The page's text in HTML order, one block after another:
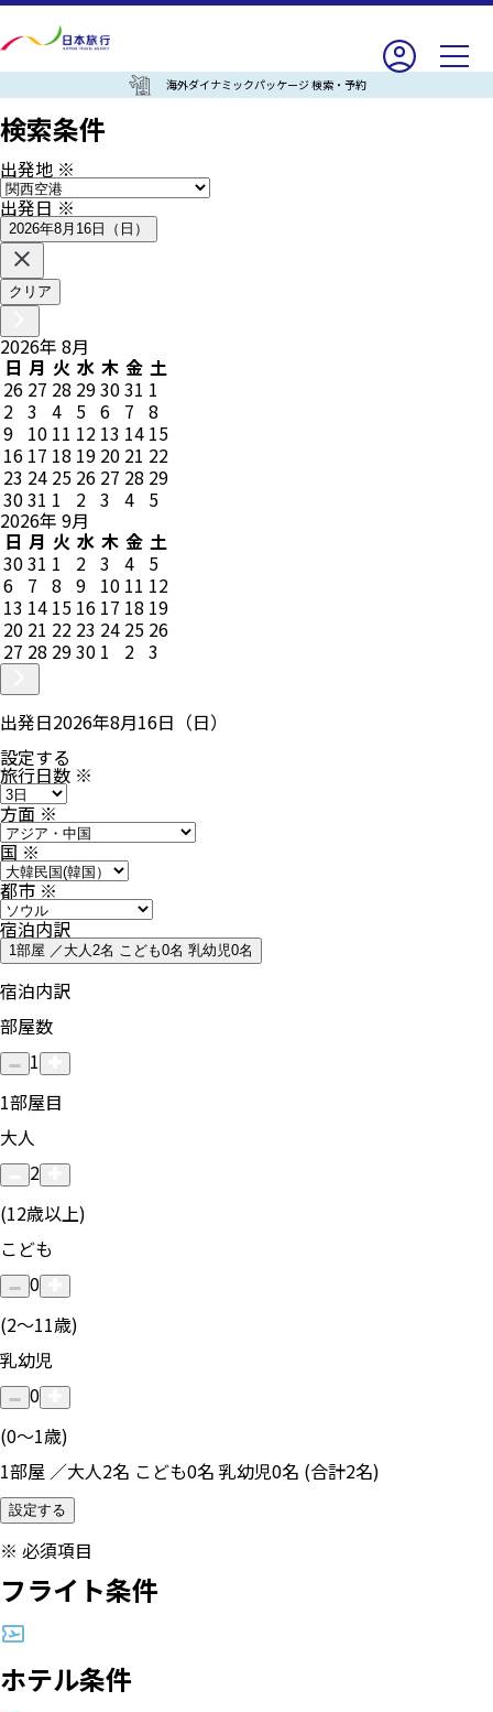
海外ダイナミックパッケージ 検索・予約
検索条件
出発地 ※
出発日※
2026年8月16日（日）
クリア
2026年 8月
日 月 火 水 木 金 土
26 27 28 293031 1
2 3 4 5 6 7 8
9 10 11 12 13 14 15
16 17 18 19 20 21 22
23 24 25 26 27 28 29
3031 1 2 3 4 5
2026年 9月
日 月 火 水 木 金 土
3031 1 2 3 4 5
6 7 8 9 10 11 12
13 14 15 16 17 18 19
20 21 22 23 24 25 26
27 28 2930 1 2 3
出発日2026年8月16日（日）
設定する
旅行日数 ※
方面※
国※
都市※
宿泊内訳
1部屋 ／大人2名 こども0名 乳幼児0名
宿泊内訳
部屋数
1
1部屋目
大人
2
(12歳以上)
こども
0
(2〜11歳)
乳幼児
0
(0〜1歳)
1部屋 ／大人2名 こども0名 乳幼児0名 (合計2名)
設定する
※ 必須項目
フライト条件
ホテル条件